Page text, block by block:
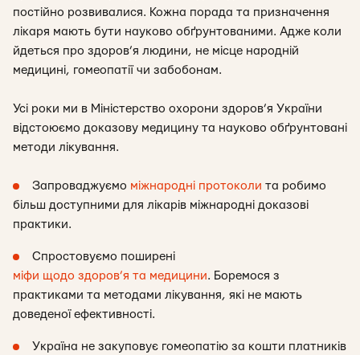
постійно розвивалися. Кожна порада та призначення
лікаря мають бути науково обґрунтованими. Адже коли
йдеться про здоров’я людини, не місце народній
медицині, гомеопатії чи забобонам.
Усі роки ми в Міністерство охорони здоров’я України
відстоюємо доказову медицину та науково обґрунтовані
методи лікування.
Запроваджуємо міжнародні протоколи та робимо
більш доступними для лікарів міжнародні доказові
практики.
Спростовуємо поширені
міфи щодо здоров’я та медицини. Боремося з
практиками та методами лікування, які не мають
доведеної ефективності.
Україна не закуповує гомеопатію за кошти платників